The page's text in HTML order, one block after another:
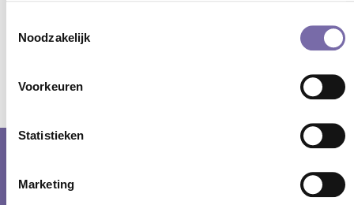
Noodzakelijk
Voorkeuren
Statistieken
Marketing
| Webdesign door